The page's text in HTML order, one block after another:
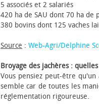
5 associés et 2 salariés
420 ha de SAU dont 70 ha de
380 bovins dont 125 vaches
Source : Web-Agri/Delphine
Broyage des jachères :
Vous pensiez peut-être
semble car de toutes les
réglementation rigoureuse.